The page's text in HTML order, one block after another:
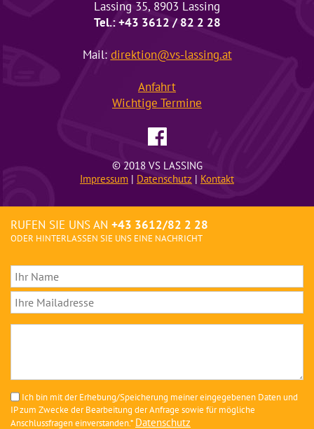
Lassing 35, 8903 Lassing
Tel.: +43 3612 / 82 2 28
Mail: direktion@vs-lassing.at
Anfahrt
Wichtige Termine
© 2018 VS LASSING
Impressum | Datenschutz | Kontakt
RUFEN SIE UNS AN +43 3612/82 2 28
ODER HINTERLASSEN SIE UNS EINE NACHRICHT
Ich bin mit der Erhebung/Speicherung meiner eingegebenen Daten und
IP zum Zwecke der Bearbeitung der Anfrage sowie für mögliche
Anschlussfragen einverstanden.* Datenschutz